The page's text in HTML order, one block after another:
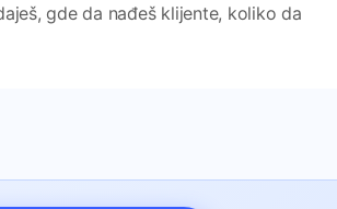
gde da nađeš klijente, koliko da